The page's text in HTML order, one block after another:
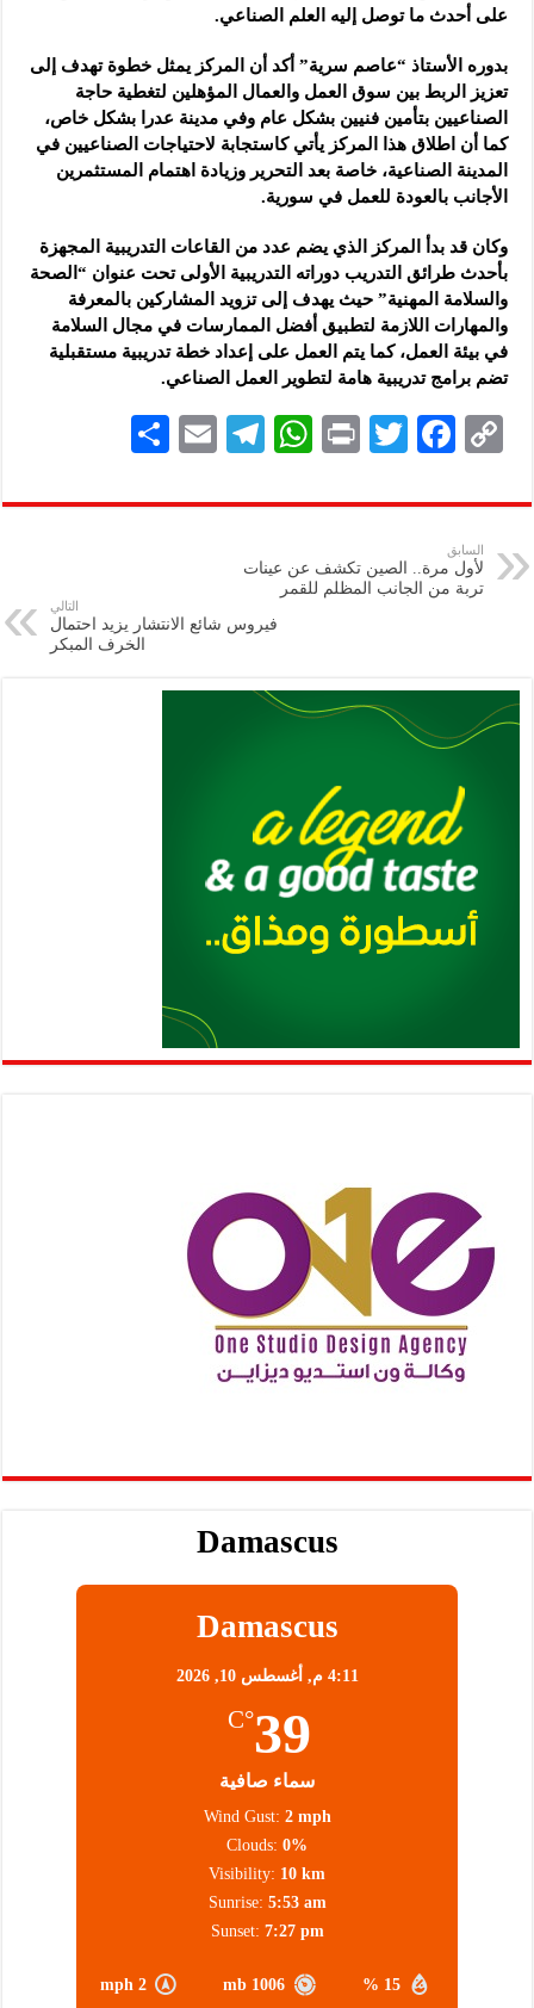
على أحدث ما توصل إليه العلم الصناعي.
بدوره الأستاذ “عاصم سرية” أكد أن المركز يمثل خطوة تهدف إلى
تعزيز الربط بين سوق العمل والعمال المؤهلين لتغطية حاجة
الصناعيين بتأمين فنيين بشكل عام وفي مدينة عدرا بشكل خاص،
كما أن اطلاق هذا المركز يأتي كاستجابة لاحتياجات الصناعيين في
المدينة الصناعية، خاصة بعد التحرير وزيادة اهتمام المستثمرين
الأجانب بالعودة للعمل في سورية.
وكان قد بدأ المركز الذي يضم عدد من القاعات التدريبية المجهزة
بأحدث طرائق التدريب دوراته التدريبية الأولى تحت عنوان “الصحة
والسلامة المهنية” حيث يهدف إلى تزويد المشاركين بالمعرفة
والمهارات اللازمة لتطبيق أفضل الممارسات في مجال السلامة
في بيئة العمل، كما يتم العمل على إعداد خطة تدريبية مستقبلية
تضم برامج تدريبية هامة لتطوير العمل الصناعي.
C
p
y
Li
F
eb
k
T
tt
P
nt
W
at
A
p
Te
gr
E
ai
ar
السابق
لأول مرة.. الصين تكشف عن عينات
تربة من الجانب المظلم للقمر
التالي
فيروس شائع الانتشار يزيد احتمال
الخرف المبكر
Damascus
Damascus
4:11 م, أغسطس 10, 2026
39
°C
سماء صافية
15 %
1006 mb
2 mph
Wind Gust: 2 mph
Clouds: 0%
Visibility: 10 km
Sunrise: 5:53 am
Sunset: 7:27 pm